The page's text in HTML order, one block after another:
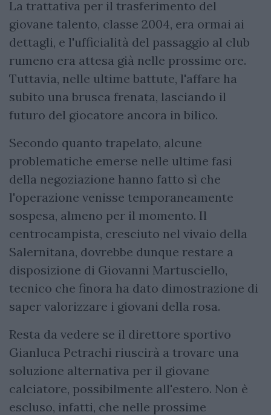
La trattativa per il trasferimento del
giovane talento, classe 2004, era ormai ai
dettagli, e l'ufficialità del passaggio al club
rumeno era attesa già nelle prossime ore.
Tuttavia, nelle ultime battute, l'affare ha
subito una brusca frenata, lasciando il
futuro del giocatore ancora in bilico.
Secondo quanto trapelato, alcune
problematiche emerse nelle ultime fasi
della negoziazione hanno fatto sì che
l'operazione venisse temporaneamente
sospesa, almeno per il momento. Il
centrocampista, cresciuto nel vivaio della
Salernitana, dovrebbe dunque restare a
disposizione di Giovanni Martusciello,
tecnico che finora ha dato dimostrazione di
saper valorizzare i giovani della rosa.
Resta da vedere se il direttore sportivo
Gianluca Petrachi riuscirà a trovare una
soluzione alternativa per il giovane
calciatore, possibilmente all'estero. Non è
escluso, infatti, che nelle prossime